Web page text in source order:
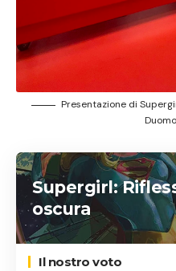
Presentazione di
Supergirl:
oscura
Il nostro voto